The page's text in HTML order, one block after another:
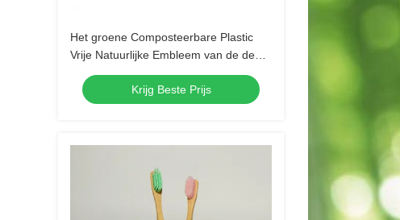
Het groene Composteerbare Plastic
Vrije Natuurlijke Embleem van de de
Tandenborsteldouane van de
BamboehoutskoolKrijg Beste Prijs